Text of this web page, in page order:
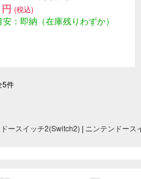
(税込)
：即納（在庫残りわずか）
5件
ースイッチ2(Switch2) | ニンテンドース